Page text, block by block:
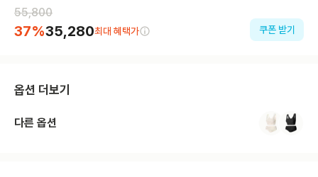
55,800
37%35,280최대 혜택가 쿠폰 받기
옵션 더보기
다른 옵션